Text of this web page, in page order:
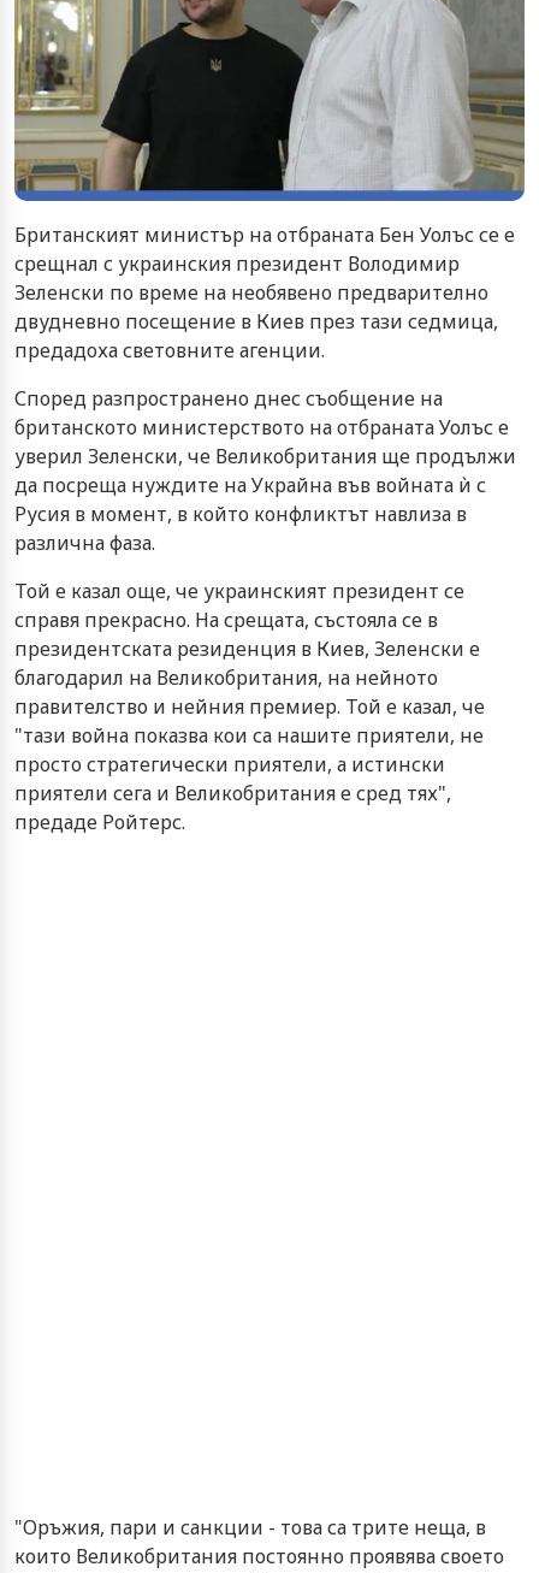
Британският министър на отбраната Бен Уолъс се е
срещнал с украинския президент Володимир
Зеленски по време на необявено предварително
двудневно посещение в Киев през тази седмица,
предадоха световните агенции.
Според разпространено днес съобщение на
британското министерството на отбраната Уолъс е
уверил Зеленски, че Великобритания ще продължи
да посреща нуждите на Украйна във войната ѝ с
Русия в момент, в който конфликтът навлиза в
различна фаза.
Той е казал още, че украинският президент се
справя прекрасно. На срещата, състояла се в
президентската резиденция в Киев, Зеленски е
благодарил на Великобритания, на нейното
правителство и нейния премиер. Той е казал, че
"тази война показва кои са нашите приятели, не
просто стратегически приятели, а истински
приятели сега и Великобритания е сред тях",
предаде Ройтерс.
"Оръжия, пари и санкции - това са трите неща, в
които Великобритания постоянно проявява своето